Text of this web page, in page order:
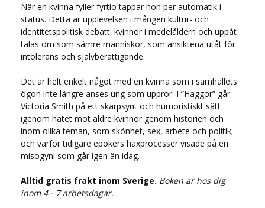
När en kvinna fyller fyrtio tappar hon per automatik i
status. Detta är upplevelsen i mången kultur- och
identitetspolitisk debatt: kvinnor i medelåldern och uppåt
talas om som sämre människor, som ansiktena utåt för
intolerans och självberättigande.
Det är helt enkelt något med en kvinna som i samhällets
ögon inte längre anses ung som upprör. I ”Haggor” går
Victoria Smith på ett skarpsynt och humoristiskt sätt
igenom hatet mot äldre kvinnor genom historien och
inom olika teman, som skönhet, sex, arbete och politik;
och varför tidigare epokers häxprocesser visade på en
misogyni som går igen än idag.
Alltid gratis frakt inom Sverige. Boken är hos dig
inom 4 - 7 arbetsdagar.